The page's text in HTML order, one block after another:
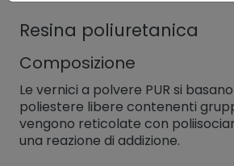
Resina poliuretanica
Composizione
Le vernici a polvere PUR si
poliestere libere contenenti
vengono reticolate con
una reazione di addizione.